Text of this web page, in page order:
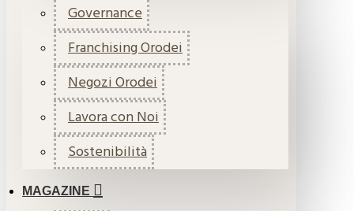
Governance
Franchising Orodei
Negozi Orodei
Lavora con Noi
Sostenibilità
MAGAZINE